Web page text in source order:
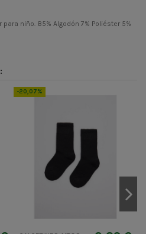
niño. 85% Algodón 7% Poliéster 5%
-20,07%